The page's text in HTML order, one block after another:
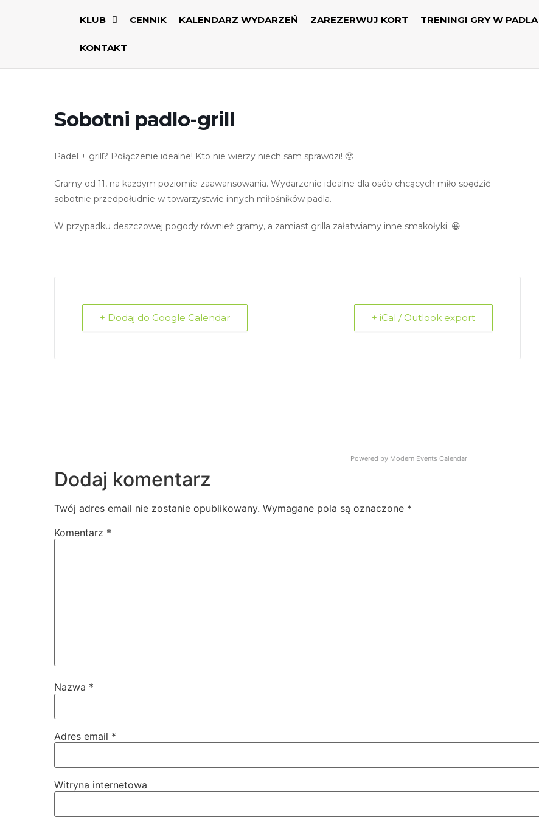
KLUB CENNIK KALENDARZ WYDARZEŃ ZAREZERWUJ KORT TRENINGI GRY W PADLA
KONTAKT
Sobotni padlo-grill
Padel + grill? Połączenie idealne! Kto nie wierzy niech sam sprawdzi! 🙂
Gramy od 11, na każdym poziomie zaawansowania. Wydarzenie idealne dla osób chcących miło spędzić
sobotnie przedpołudnie w towarzystwie innych miłośników padla.
W przypadku deszczowej pogody również gramy, a zamiast grilla załatwiamy inne smakołyki. 😀
+ Dodaj do Google Calendar + iCal / Outlook export
Powered by Modern Events Calendar
Dodaj komentarz
Twój adres email nie zostanie opublikowany. Wymagane pola są oznaczone *
Komentarz *
Nazwa *
Adres email *
Witryna internetowa